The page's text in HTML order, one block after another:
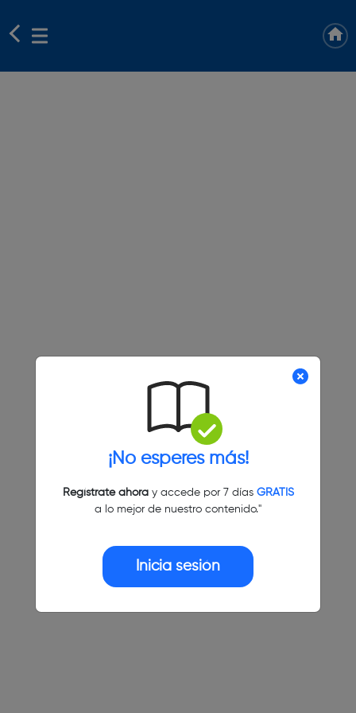
¡No esperes más!
Regístrate ahoray accede por 7 días GRATIS
a lo mejor de nuestro contenido."
Inicia sesión